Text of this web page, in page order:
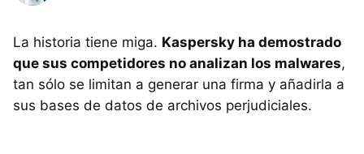
La historia tiene miga. Kaspersky ha demostrado
que sus competidores no analizan los malwares,
tan sólo se limitan a generar una firma y añadirla a
sus bases de datos de archivos perjudiciales.